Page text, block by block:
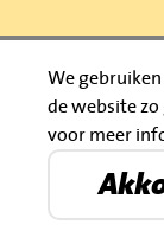
We
de website zo
voor meer